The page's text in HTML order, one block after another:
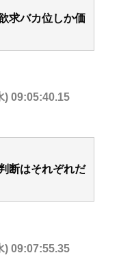
求バカ位しか価
) 09:05:40.15
断はそれぞれだ
) 09:07:55.35